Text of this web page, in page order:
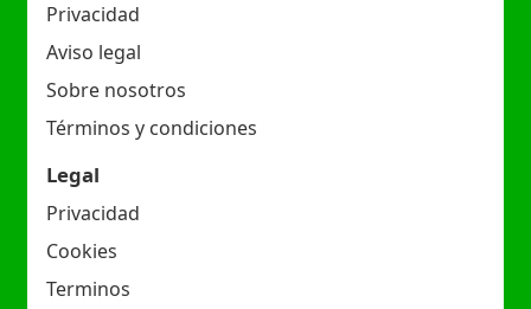
Privacidad
Aviso legal
Sobre nosotros
Términos y condiciones
Legal
Privacidad
Cookies
Terminos